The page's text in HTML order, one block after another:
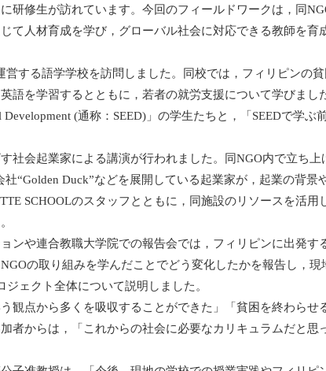
研修生が訪れています。今回のフィールドワークは，同
て人材育成を学び，グローバル社会に対応できる教師を育
する語学学校を訪問しました。同校では，フィリピンの
語を学習するとともに，若者の就労支援について学びまし
(通称：SEED)」の学生たちと，「SEEDで学ぶ
会起業家による講演が行われました。同NGO内で立ち上
社“Golden Duck”などを展開している起業家が，起業の背景
SCHOOLのスタッフとともに，同施設のリソースを活用
や連合教職大学院での報告会では，フィリピンに出発す
の取り組みを学んだことでどう変化したかを報告し，現
ェクト全体について説明しました。
点から多くを吸収することができた」「貧困を終わらせ
者からは，「これからの社会に必要なカリキュラムだと思